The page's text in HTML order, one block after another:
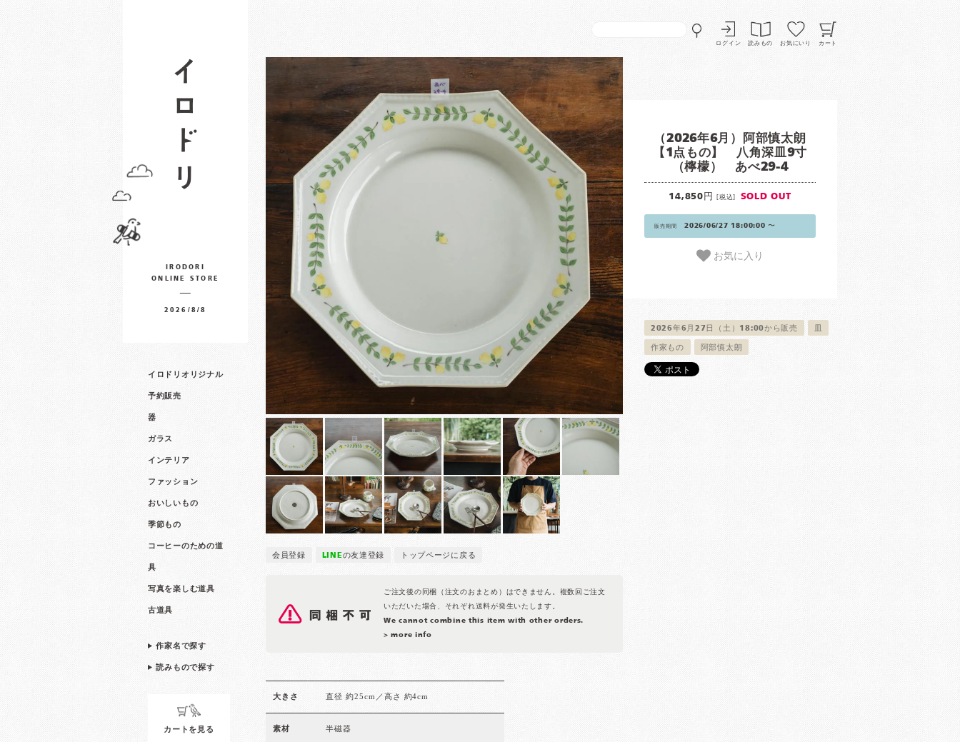
ログイン 読みもの お気にいり カート
IRODORI
ONLINE STORE
2026/8/8
イロドリオリジナル
予約販売
器
ガラス
インテリア
ファッション
おいしいもの
季節もの
コーヒーのための道
具
写真を楽しむ道具
古道具
作家名で探す
読みもので探す
カートを見る
会員登録 LINEの友達登録 トップページに戻る
ご注文後の同梱（注文のおまとめ）はできません。複数回ご注文
いただいた場合、それぞれ送料が発生いたします。
We cannot combine this item with other orders.
> more info
（2026年6月）阿部慎太朗
【1点もの】 八角深皿9寸
（檸檬） あべ29-4
14,850円[税込] SOLD OUT
販売期間 2026/06/27 18:00:00 〜
お気に入り
2026年6月27日（土）18:00から販売
作家もの 阿部慎太朗
大きさ 直径 約25cm／高さ 約4cm
素材 半磁器